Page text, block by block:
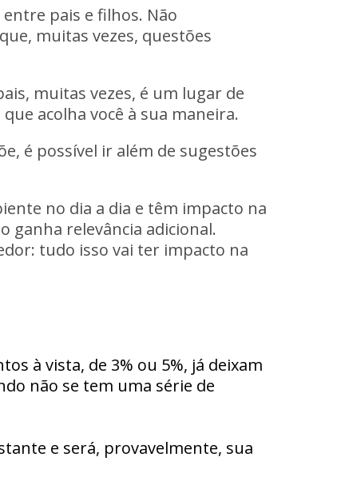
pais e filhos. Não
muitas vezes, questões
muitas vezes, é um lugar de
acolha você à sua maneira.
é possível ir além de sugestões
no dia a dia e têm impacto na
ganha relevância adicional.
tudo isso vai ter impacto na
à vista, de 3% ou 5%, já deixam
não se tem uma série de
e será, provavelmente, sua